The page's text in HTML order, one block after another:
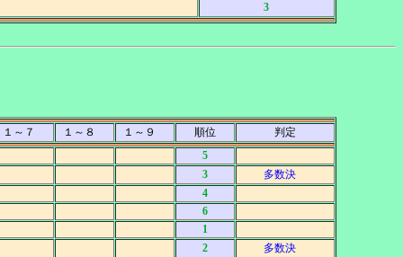
3
１～７ １～８ １～９ 順位
判定
5
3
多数決
4
6
1
2 多数決